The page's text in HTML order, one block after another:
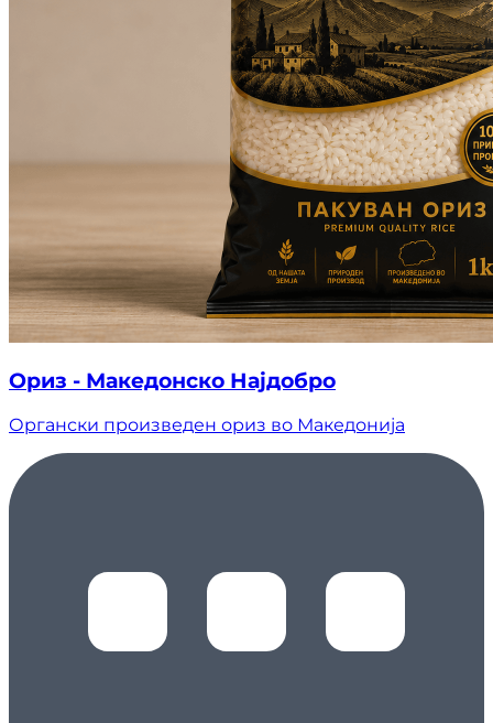
Ориз - Македонско Најдобро
Органски произведен ориз во Македонија